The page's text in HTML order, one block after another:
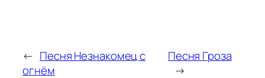
← Песня Незнакомец с
огнём
Песня Гроза
→